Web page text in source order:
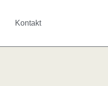
Kontakt